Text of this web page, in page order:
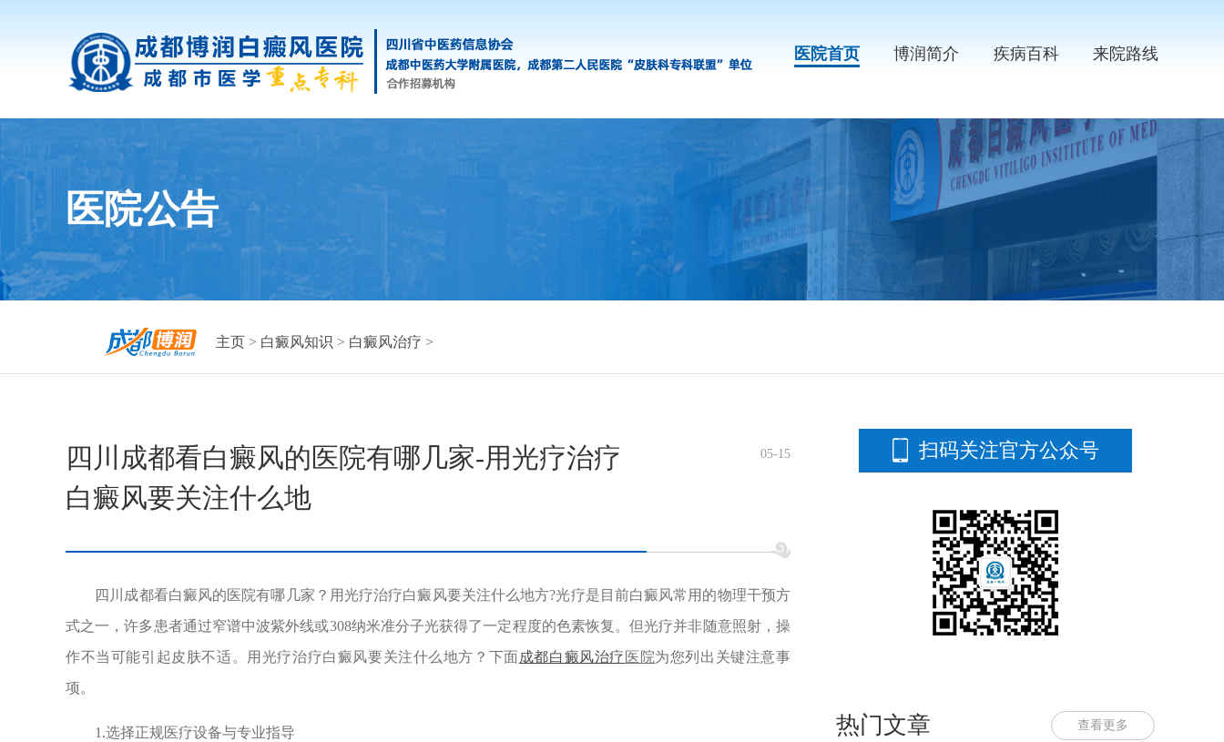
医院首页 博润简介 疾病百科 来院路线
医院公告
主页 > 白癜风知识 > 白癜风治疗 >
四川成都看白癜风的医院有哪几家-用光疗治疗
白癜风要关注什么地
05-15
四川成都看白癜风的医院有哪几家？用光疗治疗白癜风要关注什么地方?光疗是目前白癜风常用的物理干预方
式之一，许多患者通过窄谱中波紫外线或308纳米准分子光获得了一定程度的色素恢复。但光疗并非随意照射，操
作不当可能引起皮肤不适。用光疗治疗白癜风要关注什么地方？下面 成都白癜风治疗 医院为您列出关键注意事
项。
1.选择正规医疗设备与专业指导
扫码关注官方公众号
热门文章 查看更多